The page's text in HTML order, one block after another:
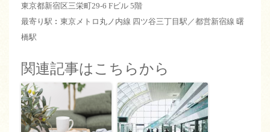
東京都新宿区三栄町29-6 Fビル 5階
最寄り駅︰東京メトロ丸ノ内線 四ツ谷三丁目駅／都営新宿線 曙
橋駅
関連記事はこちらから